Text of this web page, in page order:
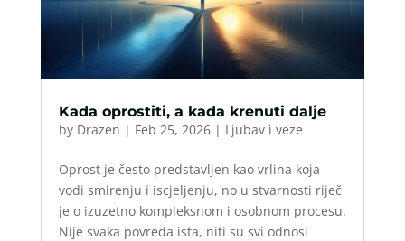
Kada oprostiti, a kada krenuti dalje
by Drazen | Feb 25, 2026| Ljubav i veze
Oprost je često predstavljen kao vrlina koja
vodi smirenju i iscjeljenju, no u stvarnosti riječ
je o izuzetno kompleksnom i osobnom procesu.
Nije svaka povreda ista, niti su svi odnosi